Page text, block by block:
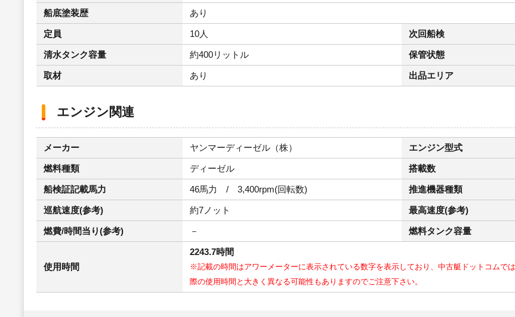
船底塗装歴 あり
定員 10人 次回船検
清水タンク容量 約400リットル 保管状態
取材 あり 出品エリア
エンジン関連
メーカー ヤンマーディーゼル（株） エンジン型式
燃料種類 ディーゼル 搭載数
船検証記載馬力 46馬力 / 3,400rpm(回転数) 推進機器種類
巡航速度(参考) 約7ノット 最高速度(参考)
燃費/時間当り(参考) － 燃料タンク容量
使用時間
2243.7時間
※記載の時間はアワーメーターに表示されている数字を表示しており、中古艇ドットコムで
際の使用時間と大きく異なる可能性もありますのでご注意下さい。